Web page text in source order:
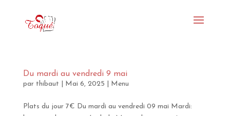
Du mardi au vendredi 9 mai
par thibaut Mai 6, 2025 Menu
Plats du jour 7€ Du mardi au vendredi 09 mai Mardi: